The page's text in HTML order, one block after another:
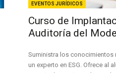
EVENTOS JURÍDICOS
Curso de
Auditoría del
Suministra los conocimientos
un experto en ESG. Ofrece al alumno una salida profesional en una